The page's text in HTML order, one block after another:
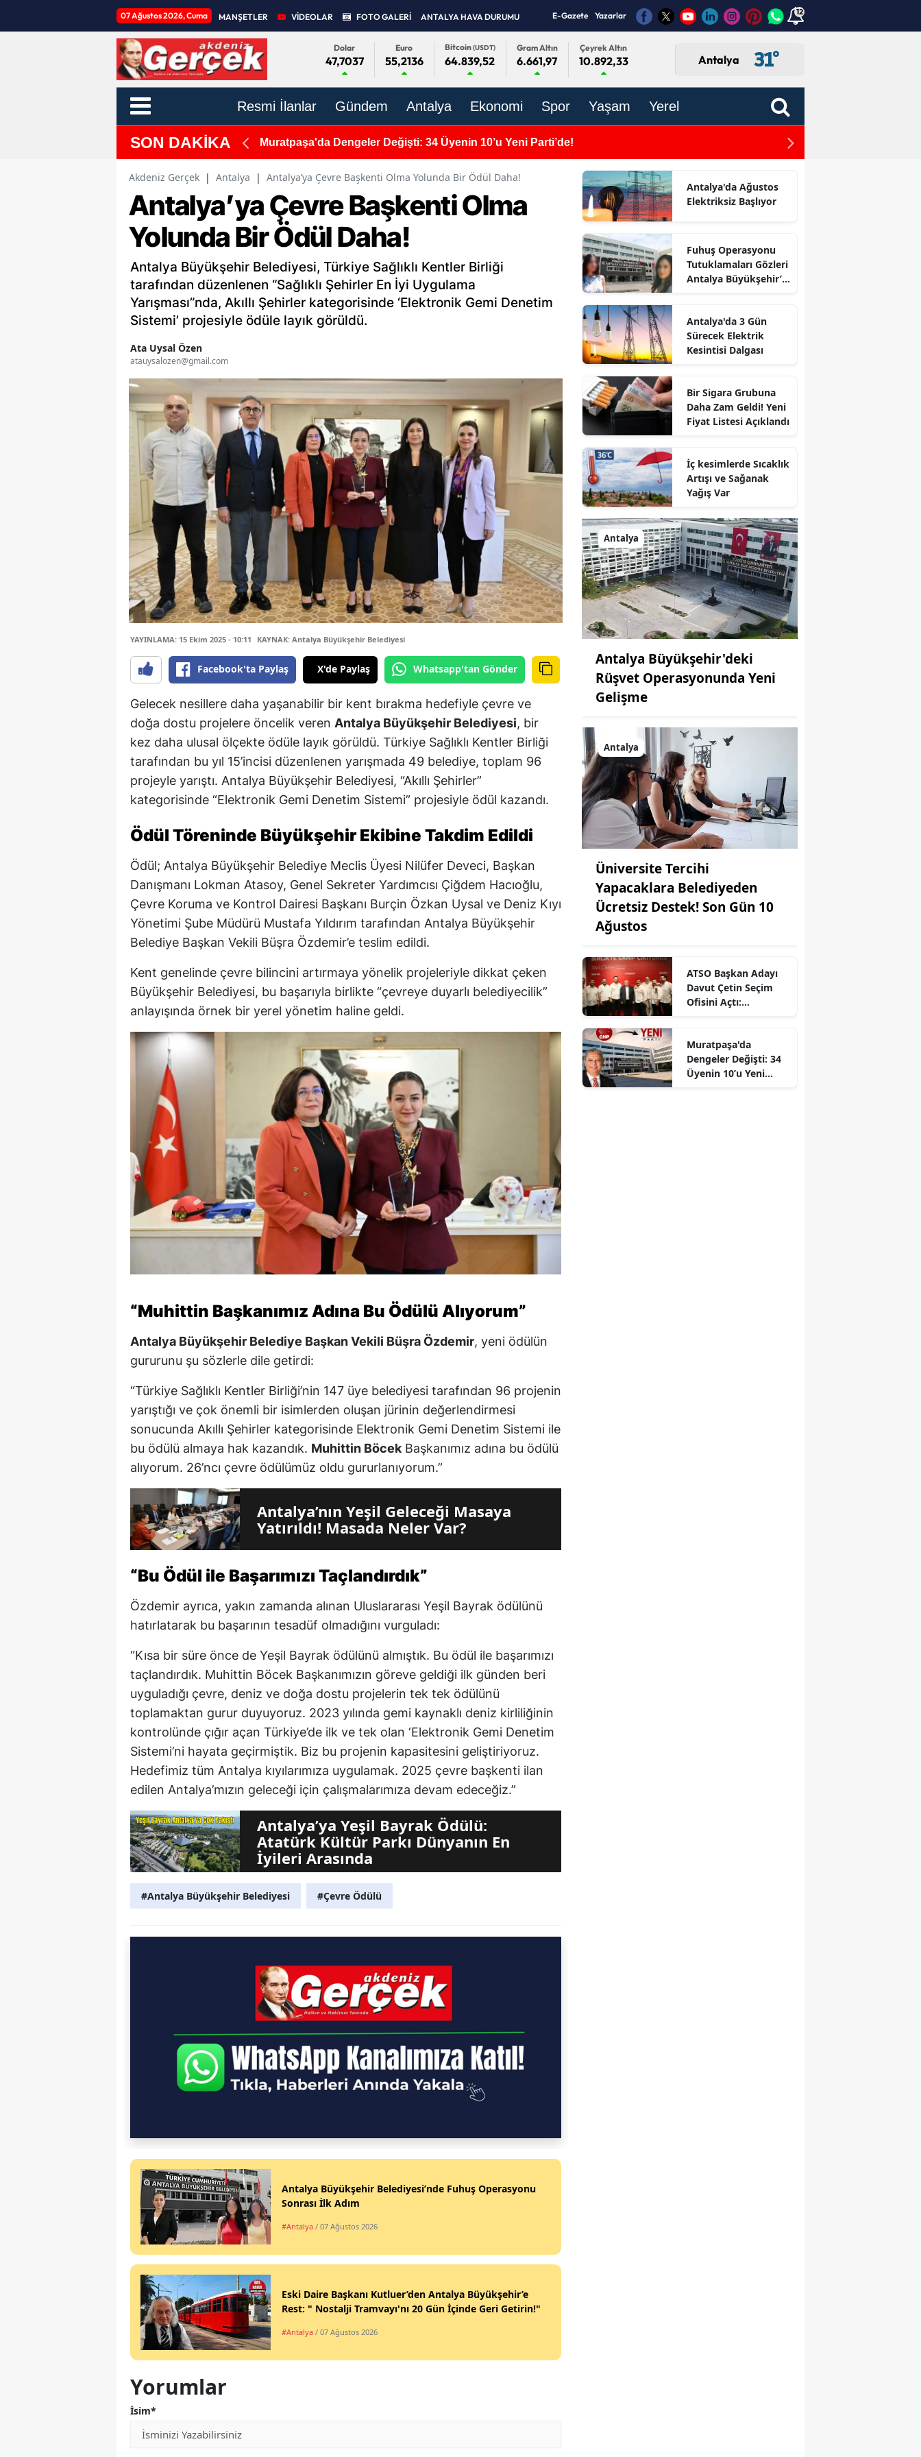
07 Ağustos 2026, Cuma MANŞETLER VİDEOLAR FOTO GALERİ ANTALYA HAVA DURUMU E-Gazete Yazarlar 12
Dolar
47,7037
Euro
55,2136
Bitcoin(USDT)
64.839,52
Gram Altın
6.661,97
Çeyrek Altın
10.892,33 Antalya 31°
Resmi İlanlar Gündem Antalya Ekonomi Spor Yaşam Yerel
SON DAKİKA
Gücü Zayıfladı" Muratpaşa'da Dengeler Değişti: 34 Üyenin 10’u Yeni Parti’de! Antalyaspor'a Yeni
Akdeniz Gerçek | Antalya | Antalya’ya Çevre Başkenti Olma Yolunda Bir Ödül Daha!
Antalya’ya Çevre Başkenti Olma
Yolunda Bir Ödül Daha!
Antalya Büyükşehir Belediyesi, Türkiye Sağlıklı Kentler Birliği
tarafından düzenlenen “Sağlıklı Şehirler En İyi Uygulama
Yarışması”nda, Akıllı Şehirler kategorisinde ‘Elektronik Gemi Denetim
Sistemi’ projesiyle ödüle layık görüldü.
Ata Uysal Özen
atauysalozen@gmail.com
YAYINLAMA: 15 Ekim 2025 - 10:11 KAYNAK: Antalya Büyükşehir Belediyesi
Facebook'ta Paylaş X'de Paylaş Whatsapp'tan Gönder
Gelecek nesillere daha yaşanabilir bir kent bırakma hedefiyle çevre ve
doğa dostu projelere öncelik veren Antalya Büyükşehir Belediyesi, bir
kez daha ulusal ölçekte ödüle layık görüldü. Türkiye Sağlıklı Kentler Birliği
tarafından bu yıl 15’incisi düzenlenen yarışmada 49 belediye, toplam 96
projeyle yarıştı. Antalya Büyükşehir Belediyesi, “Akıllı Şehirler”
kategorisinde “Elektronik Gemi Denetim Sistemi” projesiyle ödül kazandı.
Ödül Töreninde Büyükşehir Ekibine Takdim Edildi
Ödül; Antalya Büyükşehir Belediye Meclis Üyesi Nilüfer Deveci, Başkan
Danışmanı Lokman Atasoy, Genel Sekreter Yardımcısı Çiğdem Hacıoğlu,
Çevre Koruma ve Kontrol Dairesi Başkanı Burçin Özkan Uysal ve Deniz Kıyı
Yönetimi Şube Müdürü Mustafa Yıldırım tarafından Antalya Büyükşehir
Belediye Başkan Vekili Büşra Özdemir’e teslim edildi.
Kent genelinde çevre bilincini artırmaya yönelik projeleriyle dikkat çeken
Büyükşehir Belediyesi, bu başarıyla birlikte “çevreye duyarlı belediyecilik”
anlayışında örnek bir yerel yönetim haline geldi.
“Muhittin Başkanımız Adına Bu Ödülü Alıyorum”
Antalya Büyükşehir Belediye Başkan Vekili Büşra Özdemir, yeni ödülün
gururunu şu sözlerle dile getirdi:
“Türkiye Sağlıklı Kentler Birliği’nin 147 üye belediyesi tarafından 96 projenin
yarıştığı ve çok önemli bir isimlerden oluşan jürinin değerlendirmesi
sonucunda Akıllı Şehirler kategorisinde Elektronik Gemi Denetim Sistemi ile
bu ödülü almaya hak kazandık. Muhittin Böcek Başkanımız adına bu ödülü
alıyorum. 26’ncı çevre ödülümüz oldu gururlanıyorum.”
Antalya’nın Yeşil Geleceği Masaya
Yatırıldı! Masada Neler Var?
“Bu Ödül ile Başarımızı Taçlandırdık”
Özdemir ayrıca, yakın zamanda alınan Uluslararası Yeşil Bayrak ödülünü
hatırlatarak bu başarının tesadüf olmadığını vurguladı:
“Kısa bir süre önce de Yeşil Bayrak ödülünü almıştık. Bu ödül ile başarımızı
taçlandırdık. Muhittin Böcek Başkanımızın göreve geldiği ilk günden beri
uyguladığı çevre, deniz ve doğa dostu projelerin tek tek ödülünü
toplamaktan gurur duyuyoruz. 2023 yılında gemi kaynaklı deniz kirliliğinin
kontrolünde çığır açan Türkiye’de ilk ve tek olan ‘Elektronik Gemi Denetim
Sistemi’ni hayata geçirmiştik. Biz bu projenin kapasitesini geliştiriyoruz.
Hedefimiz tüm Antalya kıyılarımıza uygulamak. 2025 çevre başkenti ilan
edilen Antalya’mızın geleceği için çalışmalarımıza devam edeceğiz.”
Antalya’ya Yeşil Bayrak Ödülü:
Atatürk Kültür Parkı Dünyanın En
İyileri Arasında
#Antalya Büyükşehir Belediyesi #Çevre Ödülü
Antalya Büyükşehir Belediyesi’nde Fuhuş Operasyonu
Sonrası İlk Adım
#Antalya / 07 Ağustos 2026
Eski Daire Başkanı Kutluer’den Antalya Büyükşehir’e
Rest: " Nostalji Tramvayı'nı 20 Gün İçinde Geri Getirin!"
#Antalya / 07 Ağustos 2026
Yorumlar
İsim*
Antalya'da Ağustos
Elektriksiz Başlıyor
Fuhuş Operasyonu
Tutuklamaları Gözleri
Antalya Büyükşehir’e
Antalya'da 3 Gün
Sürecek Elektrik
Kesintisi Dalgası
Bir Sigara Grubuna
Daha Zam Geldi! Yeni
Fiyat Listesi Açıklandı
İç kesimlerde Sıcaklık
Artışı ve Sağanak
Yağış Var
Antalya
Antalya Büyükşehir'deki
Rüşvet Operasyonunda Yeni
Gelişme
Antalya
Üniversite Tercihi
Yapacaklara Belediyeden
Ücretsiz Destek! Son Gün 10
Ağustos
ATSO Başkan Adayı
Davut Çetin Seçim
Ofisini Açtı:
Muratpaşa'da
Dengeler Değişti: 34
Üyenin 10’u Yeni